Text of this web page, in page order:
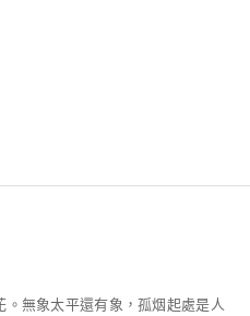
無象太平還有象，孤烟起處是人